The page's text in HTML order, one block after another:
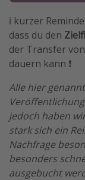
ℹ️ kurzer
dass du den
der Transfer
dauern kann ❗️
Alle hier
jedoch haben
stark sich ein
Nachfrage
besonders
ausgebucht